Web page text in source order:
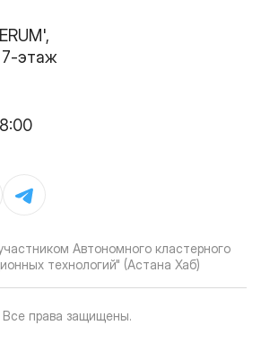
7-этаж
Автономного кластерного
технологий" (Астана Хаб)
Все права защищены.